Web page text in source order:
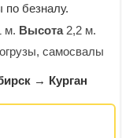
безналу.
м. Высота2,2 м.
самосвалы
→ Курган